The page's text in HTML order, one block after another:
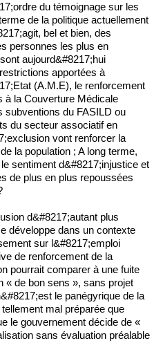
du témoignage sur les
de la politique actuellement
bel et bien, des
personnes les plus en
aujourd&#8217;hui
apportées à
(A.M.E), le renforcement
à la Couverture Médicale
subventions du FASILD ou
du secteur associatif en
vont renforcer la
la population ; A long terme,
sentiment d&#8217;injustice et
de plus en plus repoussées
d&#8217;autant plus
développe dans un contexte
sur l&#8217;emploi
de renforcement de la
pourrait comparer à une fuite
« de bon sens », sans projet
le panégyrique de la
mal préparée que
le gouvernement décide de «
sans évaluation préalable